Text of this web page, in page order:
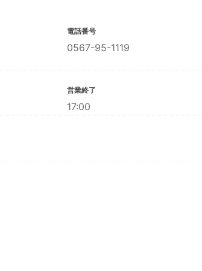
電話番号
0567-95-1119
営業終了
17:00